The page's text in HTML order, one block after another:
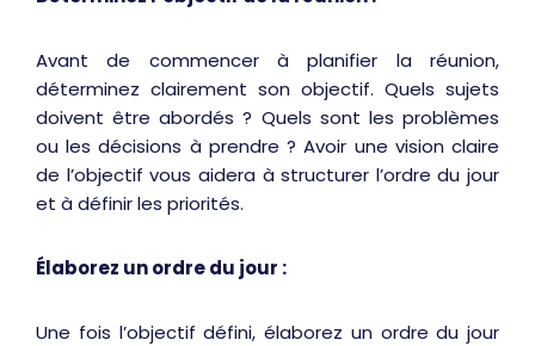
Avant de commencer à planifier la réunion,
déterminez clairement son objectif. Quels sujets
doivent être abordés ? Quels sont les problèmes
ou les décisions à prendre ? Avoir une vision claire
de l’objectif vous aidera à structurer l’ordre du jour
et à définir les priorités.
Élaborez un ordre du jour :
Une fois l’objectif défini, élaborez un ordre du jour